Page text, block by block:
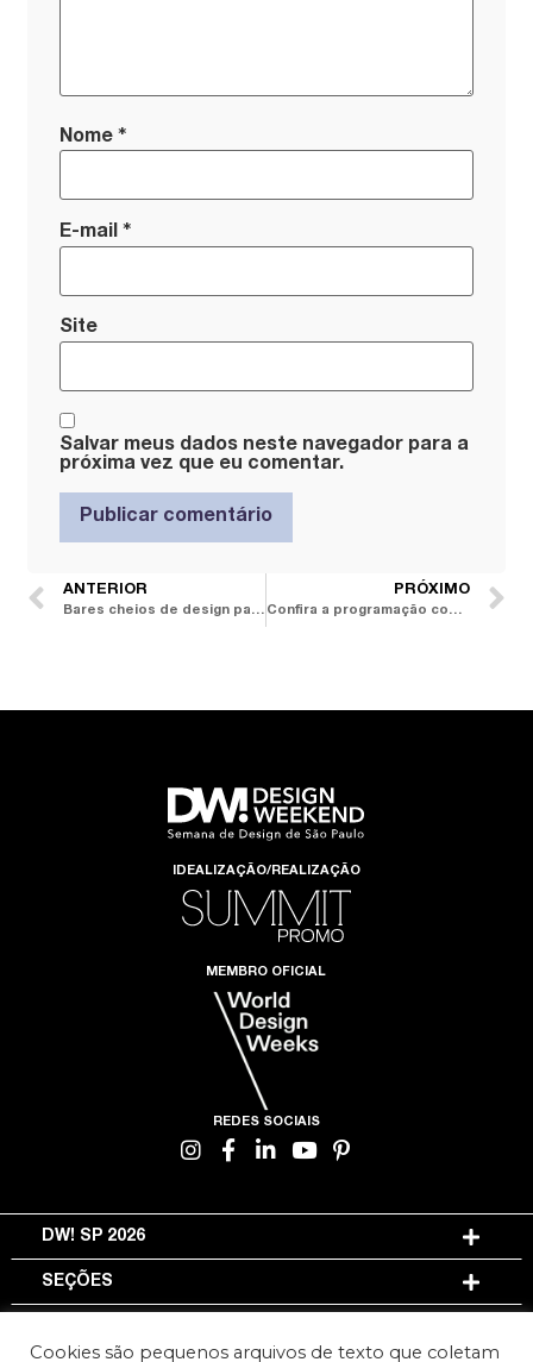
Nome*
E-mail*
Site
Salvar meus dados neste navegador para a
próxima vez que eu comentar.
ANTERIOR
Bares cheios de design para conhecer durante o DW!
PRÓXIMO
Confira a programação completa do DW! 2016 a partir de 03/08
IDEALIZAÇÃO/REALIZAÇÃO
MEMBRO OFICIAL
REDES SOCIAIS
DW! SP 2026
SEÇÕES
Cookies são pequenos arquivos de texto que coletam